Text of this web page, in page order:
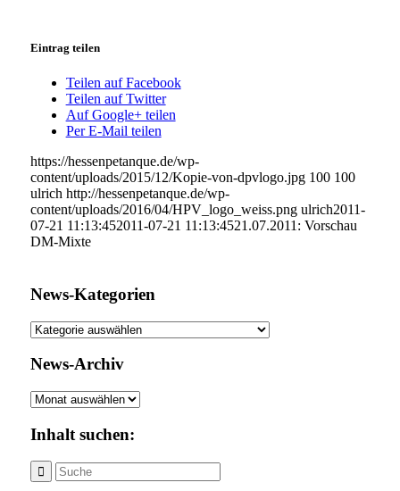
Eintrag teilen
Teilen auf Facebook
Teilen auf Twitter
Auf Google+ teilen
Per E-Mail teilen
https://hessenpetanque.de/wp-
content/uploads/2015/12/Kopie-von-dpvlogo.jpg 100 100
ulrich http://hessenpetanque.de/wp-
content/uploads/2016/04/HPV_logo_weiss.png ulrich2011-
07-21 11:13:452011-07-21 11:13:4521.07.2011: Vorschau
DM-Mixte
News-Kategorien
News-
News-Archiv
News-
Inhalt suchen: